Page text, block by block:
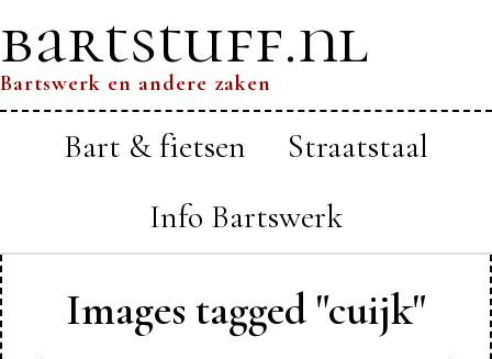
bartstuff.nl
Bartswerk en andere zaken
Bart & fietsen
Straatstaal
Info Bartswerk
Images tagged "cuijk"